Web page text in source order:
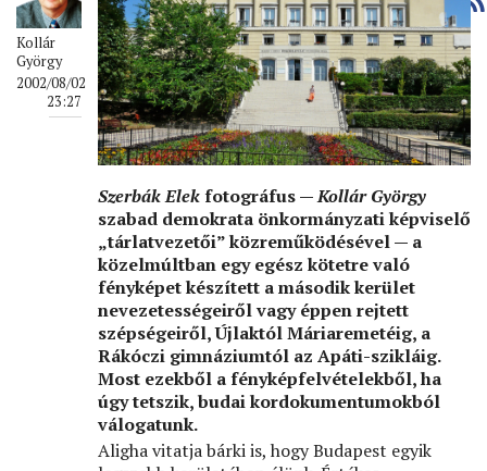
Kollár
György
2002/08/02
23:27
Szerbák Elekfotográfus —Kollár György
szabad demokrata önkormányzati képviselő
„tárlatvezetői” közreműködésével — a
közelmúltban egy egész kötetre való
fényképet készített a második kerület
nevezetességeiről vagy éppen rejtett
szépségeiről, Újlaktól Máriaremetéig, a
Rákóczi gimnáziumtól az Apáti-szikláig.
Most ezekből a fényképfelvételekből, ha
úgy tetszik, budai kordokumentumokból
válogatunk.
Aligha vitatja bárki is, hogy Budapest egyik